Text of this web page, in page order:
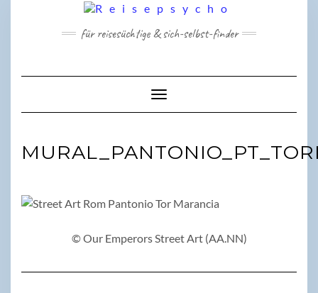
für reisesüchtige & sich-selbst-finder
Toggle Navigation
© Our Emperors Street Art (AA.NN)